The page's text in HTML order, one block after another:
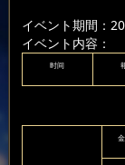
イベント期間：
イベント内容：
时间